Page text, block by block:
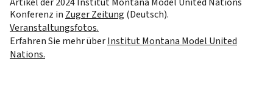
Konferenz in Zuger Zeitung (Deutsch).
Veranstaltungsfotos.
Erfahren Sie mehr überInstitut Montana Model United
Nations.